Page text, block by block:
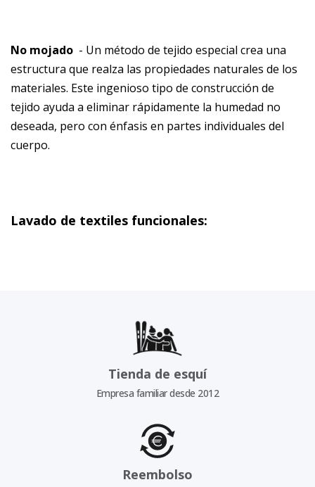
No mojado - Un método de tejido especial crea una
estructura que realza las propiedades naturales de los
materiales. Este ingenioso tipo de construcción de
tejido ayuda a eliminar rápidamente la humedad no
deseada, pero con énfasis en partes individuales del
cuerpo.
Lavado de textiles funcionales:
Tienda de esquí
Empresa familiar desde 2012
Reembolso